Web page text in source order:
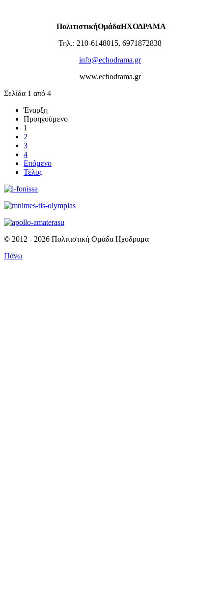
ΠολιτιστικήΟμάδαΗΧΟΔΡΑΜΑ
Τηλ.: 210-6148015, 6971872838
info@echodrama.gr
www.echodrama.gr
Σελίδα 1 από 4
Έναρξη
Προηγούμενο
1
2
3
4
Επόμενο
Τέλος
© 2012 - 2026 Πολιτιστική Ομάδα Ηχόδραμα
Πάνω